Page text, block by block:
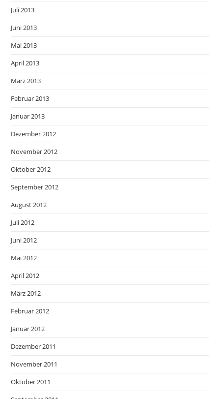
Juli 2013
Juni 2013
Mai 2013
April 2013
März 2013
Februar 2013
Januar 2013
Dezember 2012
November 2012
Oktober 2012
September 2012
August 2012
Juli 2012
Juni 2012
Mai 2012
April 2012
März 2012
Februar 2012
Januar 2012
Dezember 2011
November 2011
Oktober 2011